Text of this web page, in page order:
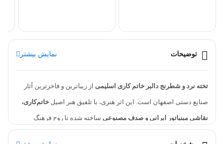
توضیحات نمایش بیشتر
تخته نرد و شطرنج دالبر خاتم کاری اسلیمی از زیباترین و فاخرترین آثار
صنایع دستی اصفهان است. این اثر هنری، با تلفیق هنر اصیل خاتم‌کاری،
نقاشی مینیاتور ایرانی و صدف مصنوعی ساخته شده تا روح فرهنگ